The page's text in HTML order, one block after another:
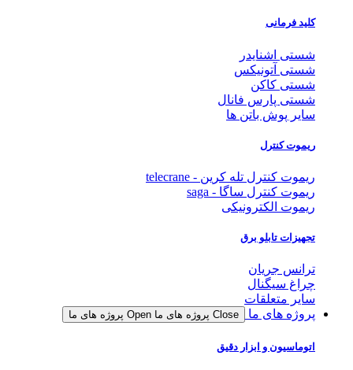
کلید فرمانی
شستی اشنایدر
شستی آتونیکس
شستی کاکن
شستی پارس فانال
سایر پوش باتن ها
ریموت کنترل
ریموت کنترل تله کرین - telecrane
ریموت کنترل ساگا - saga
ریموت الکترونیکی
تجهیزات تابلو برق
ترانس جریان
چراغ سیگنال
سایر متعلقات
پروژه های ما
Close پروژه های ما Open پروژه های ما
اتوماسیون و ابزار دقیق